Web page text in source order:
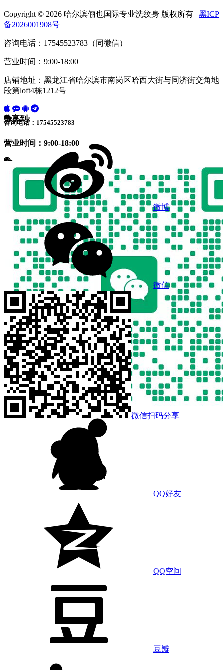
Copyright © 2026 哈尔滨俪也国际专业洗纹身 版权所有 | 黑ICP
备2026001908号
咨询电话：17545523783（同微信）
营业时间：9:00-18:00
店铺地址：黑龙江省哈尔滨市南岗区哈西大街与同济街交角地
段第loft4栋1212号
咨询电话：17545523783
营业时间：9:00-18:00
分享到:
微博
微信
微信扫码分享
QQ好友
QQ空间
豆瓣